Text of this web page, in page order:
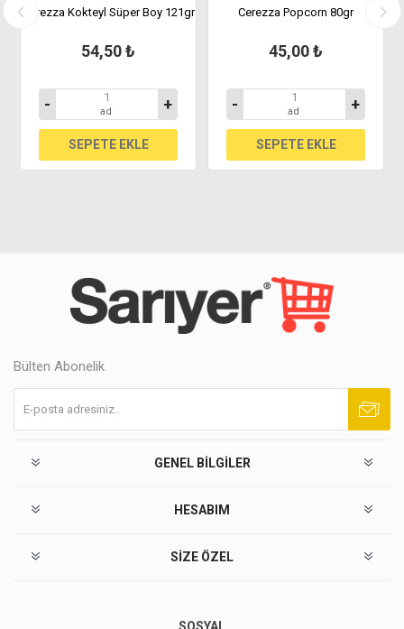
Çerezza Kokteyl Süper Boy 121gr
54,50 ₺
- ad +
Cerezza Popcorn 80gr
45,00 ₺
- ad +
Bülten Abonelik
GENEL BILGILER
HESABIM
SIZE ÖZEL
SOSYAL